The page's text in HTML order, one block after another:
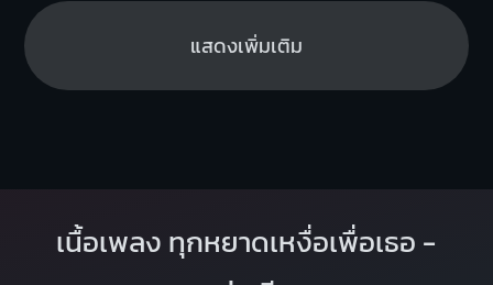
แสดงเพิ่มเติม
เนื้อเพลง ทุกหยาดเหงื่อเพื่อเธอ -